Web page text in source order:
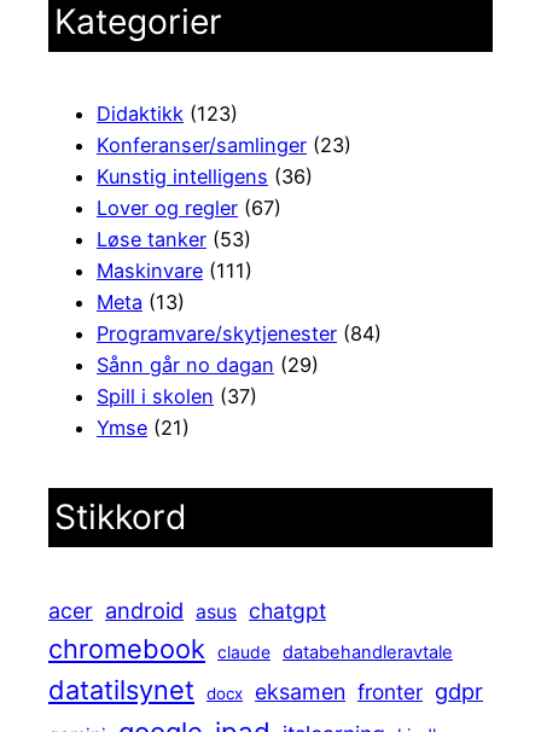
Kategorier
Didaktikk (123)
Konferanser/samlinger (23)
Kunstig intelligens (36)
Lover og regler (67)
Løse tanker (53)
Maskinvare (111)
Meta (13)
Programvare/skytjenester (84)
Sånn går no dagan (29)
Spill i skolen (37)
Ymse (21)
Stikkord
acer android asus chatgpt
chromebook claude databehandleravtale
datatilsynet docx eksamen fronter gdpr